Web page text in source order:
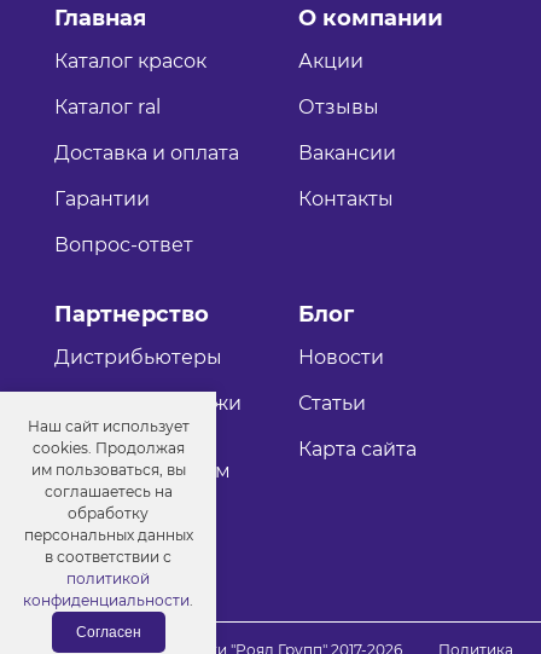
Главная
Каталог красок
Каталог ral
Доставка и оплата
Гарантии
Вопрос-ответ
О компании
Акции
Отзывы
Вакансии
Контакты
Партнерство
Дистрибьютеры
Оптовые продажи
Как стать
дистрибьютером
Блог
Новости
Статьи
Карта сайта
© Порошковые краски "Роял Групп" 2017-2026 Политика
Наш сайт использует
cookies. Продолжая
им пользоваться, вы
соглашаетесь на
обработку
персональных данных
в соответствии с
политикой
конфиденциальности.
Согласен